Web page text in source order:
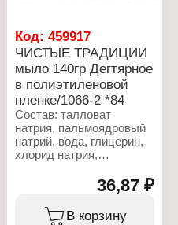
Название: "Цветы липы"
Вес: 160 г
Код:459917
ЧИСТЫЕ ТРАДИЦИИ
мыло 140гр Дегтярное
в полиэтиленовой
пленке/1066-2 *84
Состав: талловат
натрия, пальмоядровый
натрий, вода, глицерин,
хлорид натрия,
сополимер натрия
акрилатов, бензоат
натрия, цитрат натрия,
динатриевая ЭДТА,
36,87 ₽
В корзину